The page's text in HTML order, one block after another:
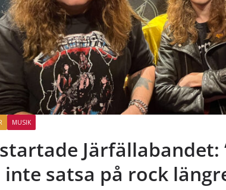
MUSIK
Järfällabandet:
satsa på rock